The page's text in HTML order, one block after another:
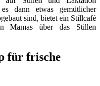
dann etwas gemütlicher
sind, bietet ein Stillcafé
Mamas über das Stillen
für frische